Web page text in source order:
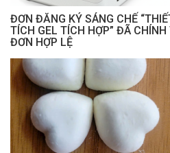
ĐƠN ĐĂNG KÝ SÁNG CHẾ
TÍCH GEL TÍCH HỢP” ĐÃ
ĐƠN HỢP LỆ